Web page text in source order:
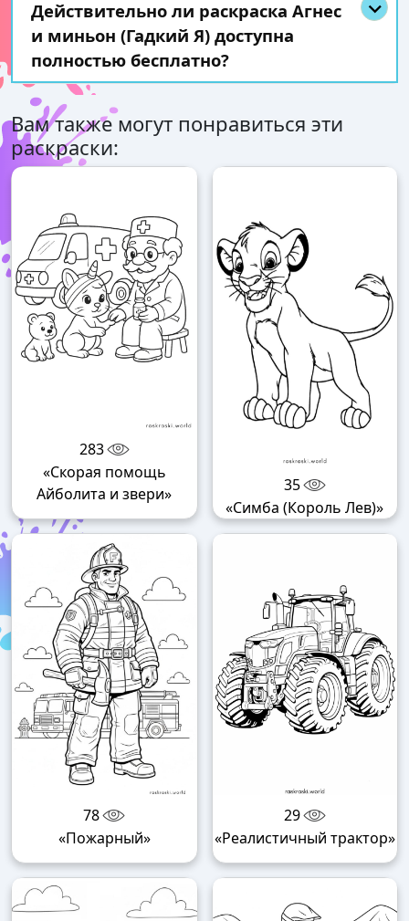
Действительно ли раскраска Агнес
и миньон (Гадкий Я) доступна
полностью бесплатно?
Вам также могут понравиться эти
раскраски:
283
«Скорая помощь
Айболита и звери»
35
«Симба (Король Лев)»
78
«Пожарный»
29
«Реалистичный трактор»